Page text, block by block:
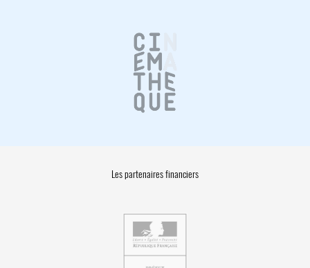
Les partenaires financiers